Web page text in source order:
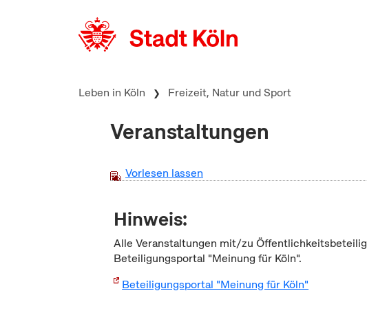
Leben in Köln Freizeit, Natur und Sport
Veranstaltungen
Vorlesen lassen
Hinweis:
Alle Veranstaltungen mit/zu
Beteiligungsportal "Meinung für Köln".
Beteiligungsportal "Meinung für Köln"